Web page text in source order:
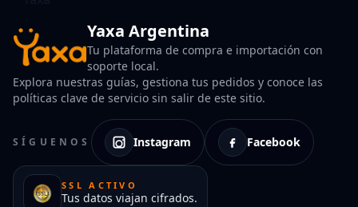
Yaxa Argentina
Tu plataforma de compra e importación con
soporte local.
Explora nuestras guías, gestiona tus pedidos y conoce las
políticas clave de servicio sin salir de este sitio.
SÍGUENOS Instagram Facebook
SSL ACTIVO
Tus datos viajan cifrados.